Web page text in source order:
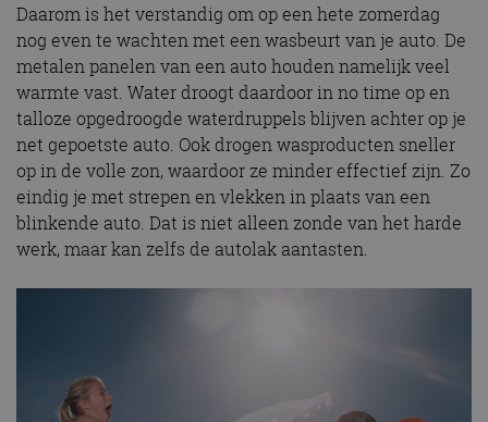
Daarom is het verstandig om op een hete zomerdag
nog even te wachten met een wasbeurt van je auto. De
metalen panelen van een auto houden namelijk veel
warmte vast. Water droogt daardoor in no time op en
talloze opgedroogde waterdruppels blijven achter op je
net gepoetste auto. Ook drogen wasproducten sneller
op in de volle zon, waardoor ze minder effectief zijn. Zo
eindig je met strepen en vlekken in plaats van een
blinkende auto. Dat is niet alleen zonde van het harde
werk, maar kan zelfs de autolak aantasten.